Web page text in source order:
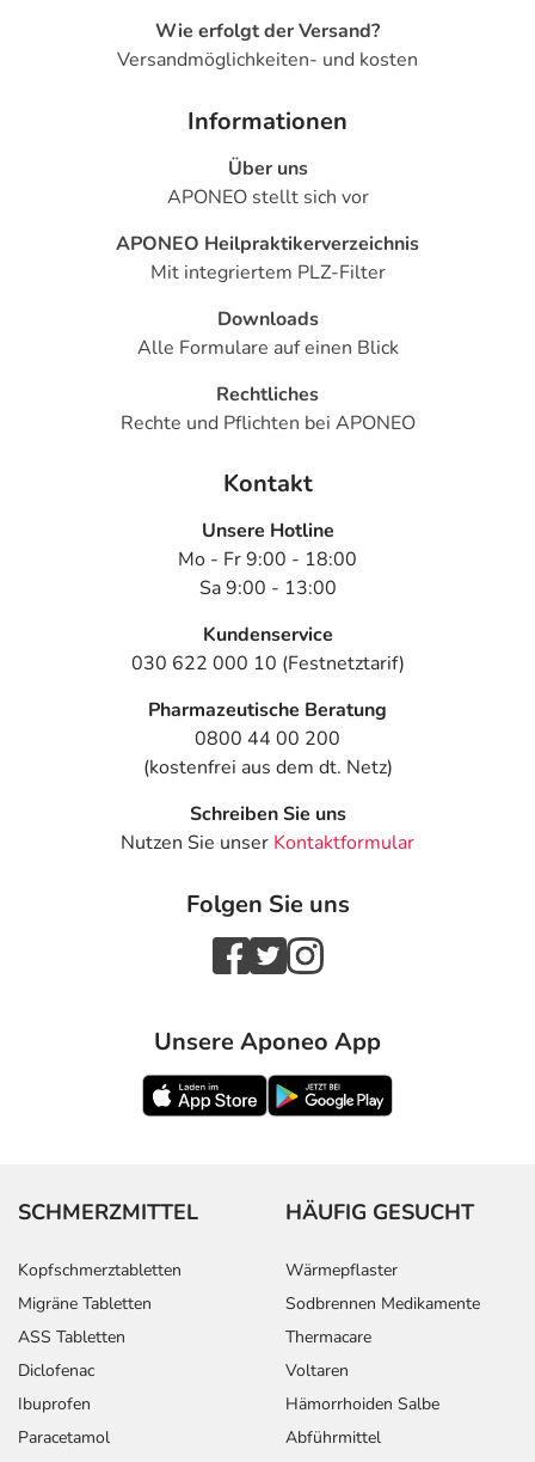
Wie erfolgt der Versand?
Versandmöglichkeiten- und kosten
Informationen
Über uns
APONEO stellt sich vor
APONEO Heilpraktikerverzeichnis
Mit integriertem PLZ-Filter
Downloads
Alle Formulare auf einen Blick
Rechtliches
Rechte und Pflichten bei APONEO
Kontakt
Unsere Hotline
Mo - Fr 9:00 - 18:00
Sa 9:00 - 13:00
Kundenservice
030 622 000 10 (Festnetztarif)
Pharmazeutische Beratung
0800 44 00 200
(kostenfrei aus dem dt. Netz)
Schreiben Sie uns
Nutzen Sie unser Kontaktformular
Folgen Sie uns
Unsere Aponeo App
SCHMERZMITTEL
Kopfschmerztabletten
Migräne Tabletten
ASS Tabletten
Diclofenac
Ibuprofen
Paracetamol
HÄUFIG GESUCHT
Wärmepflaster
Sodbrennen Medikamente
Thermacare
Voltaren
Hämorrhoiden Salbe
Abführmittel